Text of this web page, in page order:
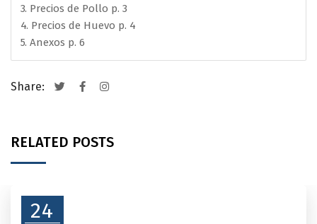
3. Precios de Pollo p. 3
4. Precios de Huevo p. 4
5. Anexos p. 6
Share:
RELATED POSTS
24